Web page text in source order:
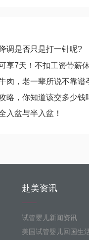
调是否只是打一针呢?
享7天！不扣工资带薪
，老一辈所说不靠谱孕
略，你知道该交多少钱
入盆与半入盆！
赴美资讯
试管婴儿新闻资讯
美国试管婴儿回国生